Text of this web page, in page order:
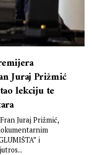
Juraj Prižmić
lekciju te
Juraj Prižmić,
i